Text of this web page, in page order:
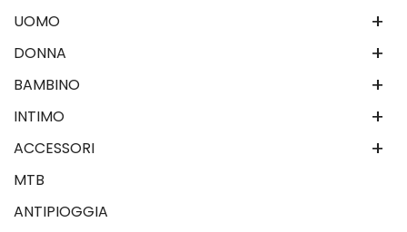
+
UOMO
+
DONNA
+
BAMBINO
+
INTIMO
+
ACCESSORI
MTB
ANTIPIOGGIA